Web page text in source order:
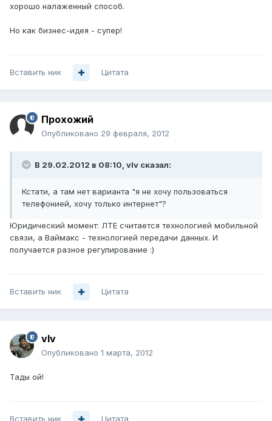
хорошо налаженный способ.
Но как бизнес-идея - супер!
Вставить ник Цитата
Прохожий
Опубликовано 29 февраля, 2012
В 29.02.2012 в 08:10, vIv сказал:
Кстати, а там нет варианта "я не хочу пользоваться
телефонией, хочу только интернет"?
Юридический момент: ЛТЕ считается технологией мобильной
связи, а Ваймакс - технологией передачи данных. И
получается разное регулирование :)
Вставить ник Цитата
vIv
Опубликовано 1 марта, 2012
Тады ой!
Вставить ник Цитата